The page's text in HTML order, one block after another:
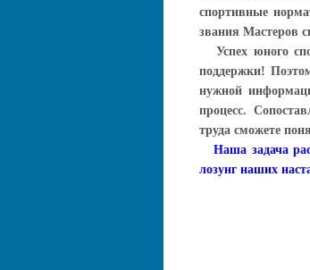
спортивные
звания Мастеров
Успех юного
поддержки!
нужной
процесс.
труда сможете
Наша задача
лозунг наших